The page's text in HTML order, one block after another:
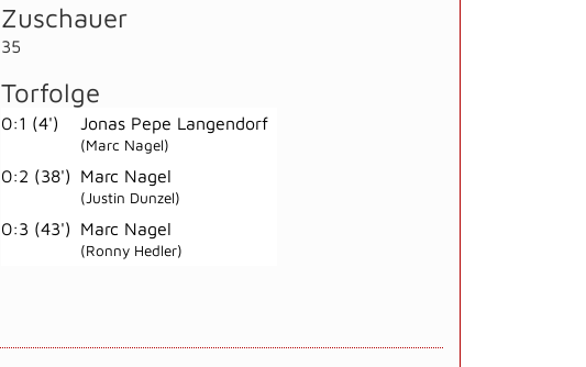
Zuschauer
35
Torfolge
0:1 (4') Jonas Pepe Langendorf
(Marc Nagel)
0:2 (38') Marc Nagel
(Justin Dunzel)
0:3 (43') Marc Nagel
(Ronny Hedler)